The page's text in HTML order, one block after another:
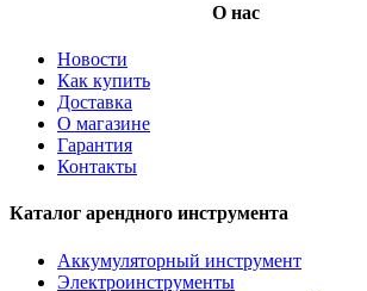
О нас
Новости
Как купить
Доставка
О магазине
Гарантия
Контакты
Каталог арендного инструмента
Аккумуляторный инструмент
Электроинструменты